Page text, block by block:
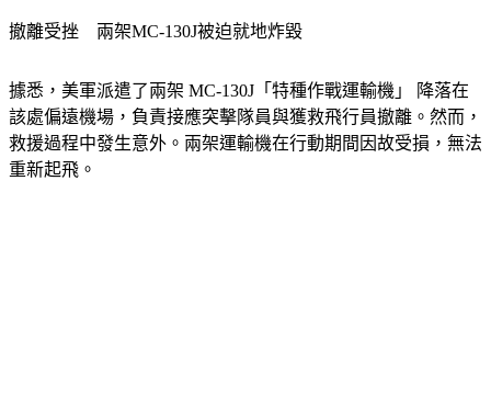
據悉，美軍派遣了兩架 MC-130J「特種作戰運輸機」 降落在
該處偏遠機場，負責接應突擊隊員與獲救飛行員撤離。然而，
救援過程中發生意外。兩架運輸機在行動期間因故受損，無法